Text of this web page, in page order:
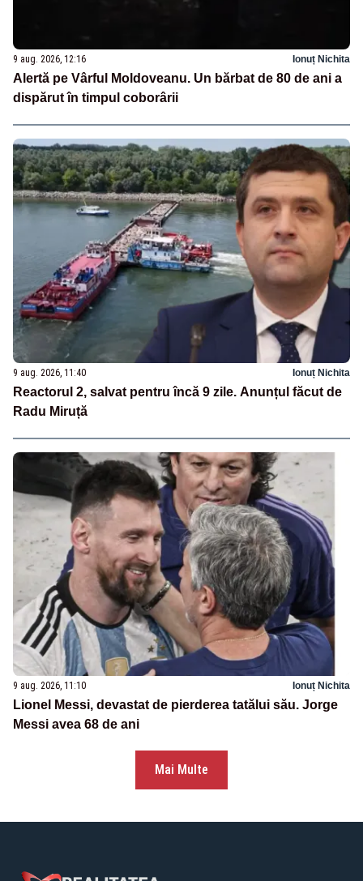
9 aug. 2026, 12:16 Ionuț Nichita
Alertă pe Vârful Moldoveanu. Un bărbat de 80 de ani a
dispărut în timpul coborârii
9 aug. 2026, 11:40 Ionuț Nichita
Reactorul 2, salvat pentru încă 9 zile. Anunțul făcut de
Radu Miruță
9 aug. 2026, 11:10 Ionuț Nichita
Lionel Messi, devastat de pierderea tatălui său. Jorge
Messi avea 68 de ani
Mai Multe